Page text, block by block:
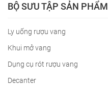
BỘ SƯU TẬP SẢN PHẨM
Ly uống rượu vang
Khui mở vang
Dụng cụ rót rượu vang
Decanter